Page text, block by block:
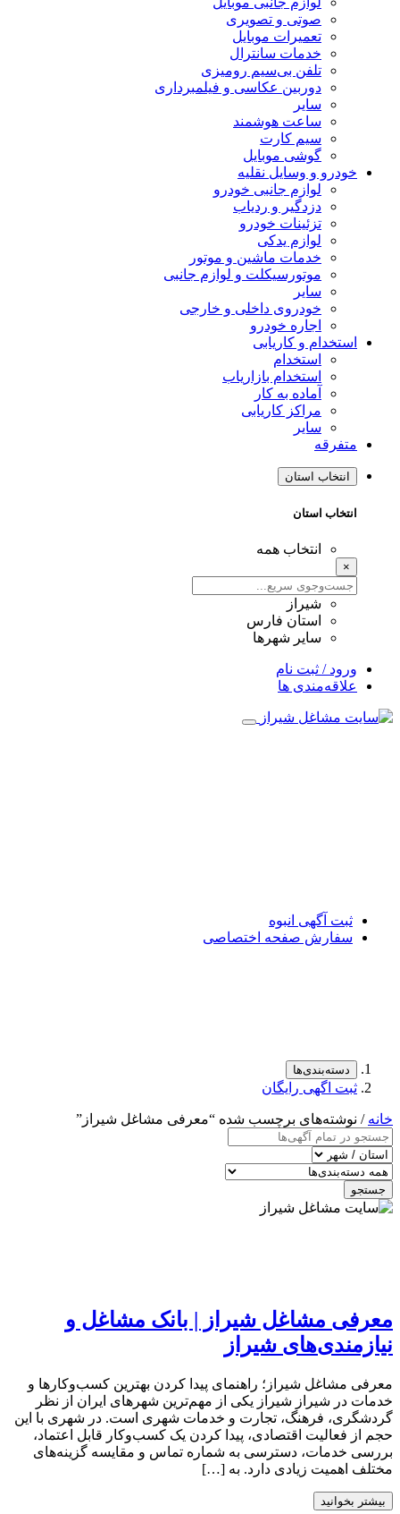
صوتی و تصویری
تعمیرات موبایل
خدمات سانترال
تلفن بی‌سیم رومیزی
دوربین عکاسی و فیلمبرداری
سایر
ساعت هوشمند
سیم کارت
گوشی موبایل
خودرو و وسایل نقلیه
لوازم جانبی خودرو
دزدگیر و ردیاب
تزئینات خودرو
لوازم یدکی
خدمات ماشین و موتور
موتورسیکلت و لوازم جانبی
سایر
خودروی داخلی و خارجی
اجاره خودرو
استخدام و کاریابی
استخدام
استخدام بازاریاب
آماده به کار
مراکز کاریابی
سایر
متفرقه
انتخاب استان
انتخاب استان
انتخاب همه
×
شیراز
استان فارس
سایر شهرها
ورود / ثبت نام
علاقه‌مندی ها
ثبت آگهی انبوه
سفارش صفحه اختصاصی
دسته‌بندی‌ها
ثبت اگهی رایگان
خانه / نوشته‌های برچسب شده “معرفی مشاغل شیراز”
جستجو
معرفی مشاغل شیراز | بانک مشاغل و
نیازمندی‌های شیراز
معرفی مشاغل شیراز؛ راهنمای پیدا کردن بهترین کسب‌وکارها و
خدمات در شیراز شیراز یکی از مهم‌ترین شهرهای ایران از نظر
گردشگری، فرهنگ، تجارت و خدمات شهری است. در شهری با این
حجم از فعالیت اقتصادی، پیدا کردن یک کسب‌وکار قابل اعتماد،
بررسی خدمات، دسترسی به شماره تماس و مقایسه گزینه‌های
مختلف اهمیت زیادی دارد. به […]
بیشتر بخوانید